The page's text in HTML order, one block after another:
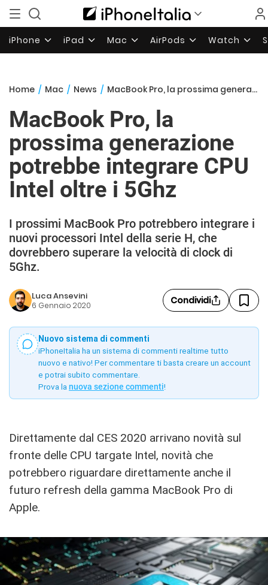
iPhone iPad Mac AirPods Watch
Home / Mac / News / MacBook Pro, la prossima generazione potrebbe integrare CPU Intel oltre i 5Ghz
MacBook Pro, la
prossima generazione
potrebbe integrare CPU
Intel oltre i 5Ghz
I prossimi MacBook Pro potrebbero integrare i
nuovi processori Intel della serie H, che
dovrebbero superare la velocità di clock di
5Ghz.
Luca Ansevini
6 Gennaio 2020 Condividi
Nuovo sistema di commenti
iPhoneItalia ha un sistema di commenti realtime tutto
nuovo e nativo! Per commentare ti basta creare un account
e potrai subito commentare.
Prova la nuova sezione commenti!
Direttamente dal CES 2020 arrivano novità sul
fronte delle CPU targate Intel, novità che
potrebbero riguardare direttamente anche il
futuro refresh della gamma MacBook Pro di
Apple.